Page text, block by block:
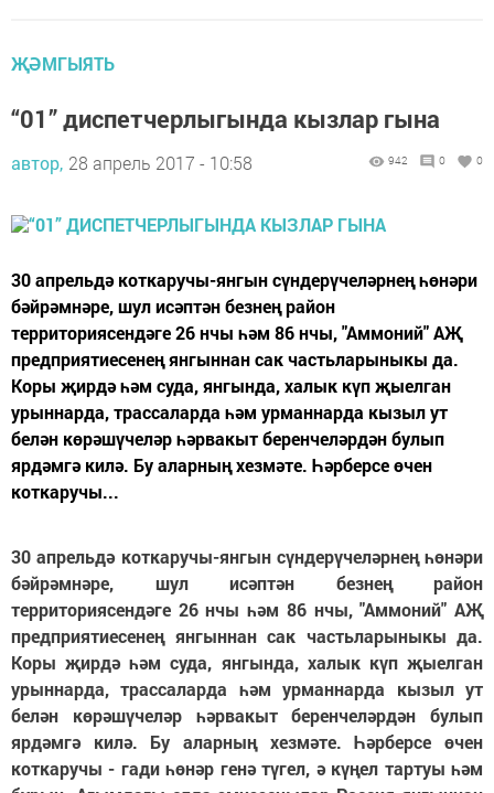
ҖӘМГЫЯТЬ
“01” диспетчерлыгында кызлар гына
автор, 28 апрель 2017 - 10:58 942 0 0
30 апрельдә коткаручы-янгын сүндерүчеләрнең һөнәри
бәйрәмнәре, шул исәптән безнең район
территориясендәге 26 нчы һәм 86 нчы, "Аммоний" АҖ
предприятиесенең янгыннан сак частьларыныкы да.
Коры җирдә һәм суда, янгында, халык күп җыелган
урыннарда, трассаларда һәм урманнарда кызыл ут
белән көрәшүчеләр һәрвакыт беренчеләрдән булып
ярдәмгә килә. Бу аларның хезмәте. Һәрберсе өчен
коткаручы...
30 апрельдә коткаручы-янгын сүндерүчеләрнең һөнәри
бәйрәмнәре, шул исәптән безнең район
территориясендәге 26 нчы һәм 86 нчы, "Аммоний" АҖ
предприятиесенең янгыннан сак частьларыныкы да.
Коры җирдә һәм суда, янгында, халык күп җыелган
урыннарда, трассаларда һәм урманнарда кызыл ут
белән көрәшүчеләр һәрвакыт беренчеләрдән булып
ярдәмгә килә. Бу аларның хезмәте. Һәрберсе өчен
коткаручы - гади һөнәр генә түгел, ә күңел тартуы һәм